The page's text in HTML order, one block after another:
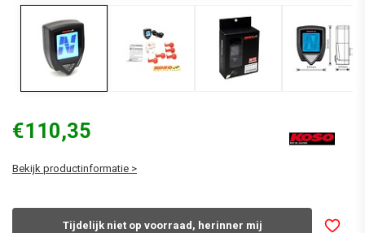
€110,35
Bekijk productinformatie >
Tijdelijk niet op voorraad, herinner mij